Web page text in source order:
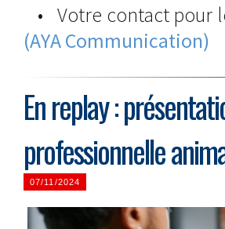
• Votre contact pour
(AYA Communication)
En replay :
professionnelle
07/11/2024